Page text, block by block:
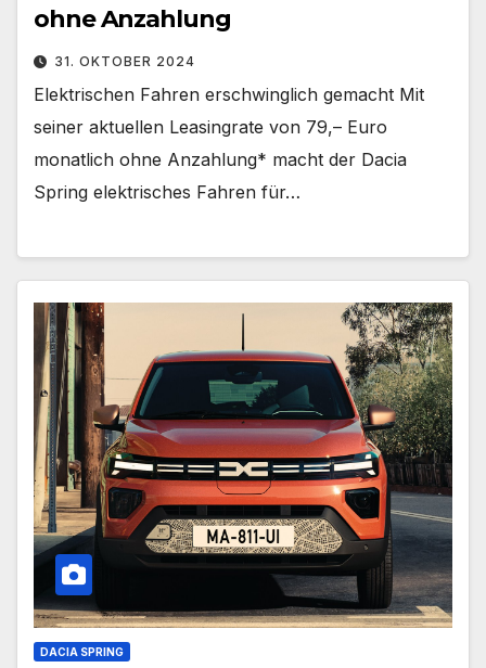
ohne Anzahlung
31. OKTOBER 2024
Elektrischen Fahren erschwinglich gemacht Mit
seiner aktuellen Leasingrate von 79,– Euro
monatlich ohne Anzahlung* macht der Dacia
Spring elektrisches Fahren für…
DACIA SPRING